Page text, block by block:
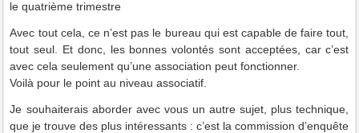
le quatrième trimestre
Avec tout cela, ce n’est pas le bureau qui est capable de faire tout,
tout seul. Et donc, les bonnes volontés sont acceptées, car c’est
avec cela seulement qu’une association peut fonctionner.
Voilà pour le point au niveau associatif.
Je souhaiterais aborder avec vous un autre sujet, plus technique,
que je trouve des plus intéressants : c’est la commission d’enquête